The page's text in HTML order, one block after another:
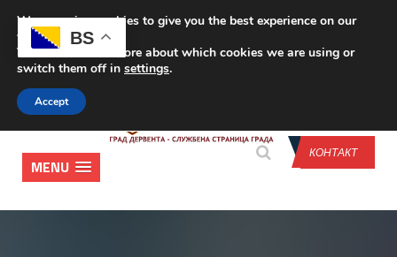
CONTACT US
КОНТАКТ
MENU
BS
We are using cookies to give you the best experience on our
website.
You can find out more about which cookies we are using or
switch them off in settings.
Accept